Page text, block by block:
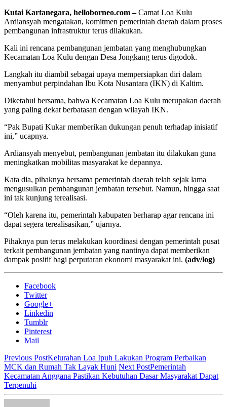
Kutai Kartanegara, helloborneo.com –Camat Loa Kulu
Ardiansyah mengatakan, komitmen pemerintah daerah dalam proses
pembangunan infrastruktur terus dilakukan.
Kali ini rencana pembangunan jembatan yang menghubungkan
Kecamatan Loa Kulu dengan Desa Jongkang terus digodok.
Langkah itu diambil sebagai upaya mempersiapkan diri dalam
menyambut perpindahan Ibu Kota Nusantara (IKN) di Kaltim.
Diketahui bersama, bahwa Kecamatan Loa Kulu merupakan daerah
yang paling dekat berbatasan dengan wilayah IKN.
“Pak Bupati Kukar memberikan dukungan penuh terhadap inisiatif
ini,” ucapnya.
Ardiansyah menyebut, pembangunan jembatan itu dilakukan guna
meningkatkan mobilitas masyarakat ke depannya.
Kata dia, pihaknya bersama pemerintah daerah telah sejak lama
mengusulkan pembangunan jembatan tersebut. Namun, hingga saat
ini tak kunjung terealisasi.
“Oleh karena itu, pemerintah kabupaten berharap agar rencana ini
dapat segera terealisasikan,” ujarnya.
Pihaknya pun terus melakukan koordinasi dengan pemerintah pusat
terkait pembangunan jembatan yang nantinya dapat memberikan
dampak positif bagi perputaran ekonomi masyarakat ini. (adv/log)
Facebook
Twitter
Google+
Linkedin
Tumblr
Pinterest
Mail
Previous PostKelurahan Loa Ipuh Lakukan Program Perbaikan
MCK dan Rumah Tak Layak Huni Next PostPemerintah
Kecamatan Anggana Pastikan Kebutuhan Dasar Masyarakat Dapat
Terpenuhi